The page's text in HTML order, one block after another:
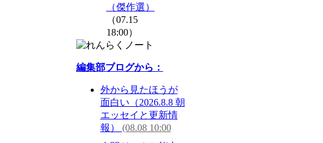
（傑作選）
（07.15
18:00）
編集部ブログから：
外から見たほうが
面白い（2026.8.8 朝
エッセイと更新情
報） (08.08 10:00